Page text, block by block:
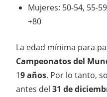
Mujeres: 50-54, 55-
+80
La edad mínima para
Campeonatos del
19 años. Por lo tanto,
antes del 31 de